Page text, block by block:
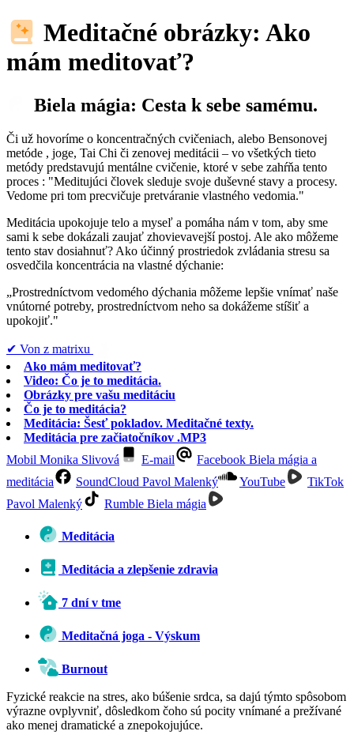
Meditačné obrázky: Ako
mám meditovať?
Biela mágia: Cesta k sebe samému.
Či už hovoríme o koncentračných cvičeniach, alebo Bensonovej
metóde , joge, Tai Chi či zenovej meditácii – vo všetkých tieto
metódy predstavujú mentálne cvičenie, ktoré v sebe zahŕňa tento
proces : "Meditujúci človek sleduje svoje duševné stavy a procesy.
Vedome pri tom precvičuje pretváranie vlastného vedomia."
Meditácia upokojuje telo a myseľ a pomáha nám v tom, aby sme
sami k sebe dokázali zaujať zhovievavejší postoj. Ale ako môžeme
tento stav dosiahnuť? Ako účinný prostriedok zvládania stresu sa
osvedčila koncentrácia na vlastné dýchanie:
„Prostredníctvom vedomého dýchania môžeme lepšie vnímať naše
vnútorné potreby, prostredníctvom neho sa dokážeme stíšiť a
upokojiť."
✔︎ Von z matrixu
Ako mám meditovať?
Video: Čo je to meditácia.
Obrázky pre vašu meditáciu
Čo je to meditácia?
Meditácia: Šesť pokladov. Meditačné texty.
Meditácia pre začiatočníkov .MP3
Mobil Monika Slivová
E-mail
Facebook Biela mágia a
meditácia
SoundCloud Pavol Malenký YouTube
TikTok
Pavol Malenký
Rumble Biela mágia
Meditácia
Meditácia a zlepšenie zdravia
7 dní v tme
Meditačná joga - Výskum
Burnout
Fyzické reakcie na stres, ako búšenie srdca, sa dajú týmto spôsobom
výrazne ovplyvniť, dôsledkom čoho sú pocity vnímané a prežívané
ako menej dramatické a znepokojujúce.